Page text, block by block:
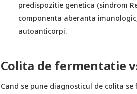
predispozitie genetica (sindrom
componenta aberanta
autoanticorpi.
Colita de fermentatie
Cand se pune diagnosticul de colita